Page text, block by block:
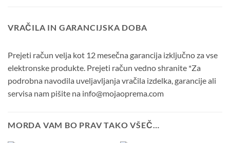
VRAČILA IN GARANCIJSKA DOBA
Prejeti račun velja kot 12 mesečna garancija izključno za vse
elektronske produkte. Prejeti račun vedno shranite *Za
podrobna navodila uveljavljanja vračila izdelka, garancije ali
servisa nam pišite na info@mojaoprema.com
MORDA VAM BO PRAV TAKO VŠEČ…